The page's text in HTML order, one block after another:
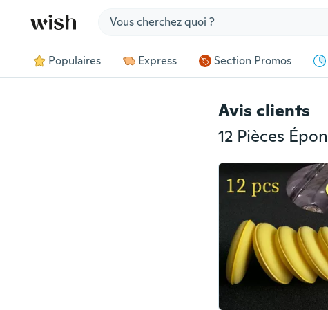
Populaires Express Section Promos
Avis clients